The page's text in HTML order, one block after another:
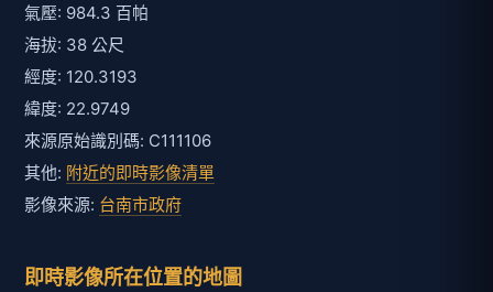
氣壓: 984.3 百帕
海拔: 38 公尺
經度: 120.3193
緯度: 22.9749
來源原始識別碼: C111106
其他: 附近的即時影像清單
影像來源: 台南市政府
即時影像所在位置的地圖